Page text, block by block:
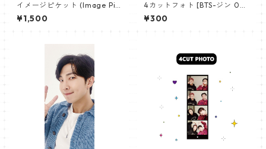
イメージピケット (Image Pic
ket) うちわ - ジョングク (JU
NGKOOK_19)
¥1,500
4カットフォト [BTS-ジン 02]
4CUT PHOTO BTS-JIN 02
¥300